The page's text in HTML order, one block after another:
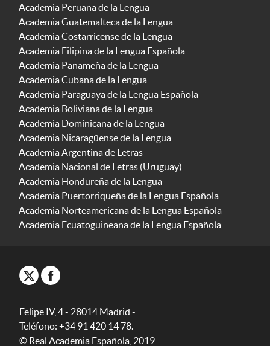
Academia Peruana de la Lengua
Academia Guatemalteca de la Lengua
Academia Costarricense de la Lengua
Academia Filipina de la Lengua Española
Academia Panameña de la Lengua
Academia Cubana de la Lengua
Academia Paraguaya de la Lengua Española
Academia Boliviana de la Lengua
Academia Dominicana de la Lengua
Academia Nicaragüense de la Lengua
Academia Argentina de Letras
Academia Nacional de Letras (Uruguay)
Academia Hondureña de la Lengua
Academia Puertorriqueña de la Lengua Española
Academia Norteamericana de la Lengua Española
Academia Ecuatoguineana de la Lengua Española
Felipe IV, 4 - 28014 Madrid -
Teléfono: +34 91 420 14 78.
© Real Academia Española, 2019